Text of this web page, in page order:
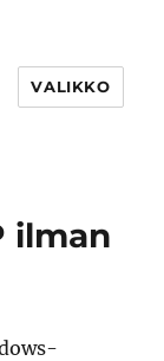
VALIKKO
ilman